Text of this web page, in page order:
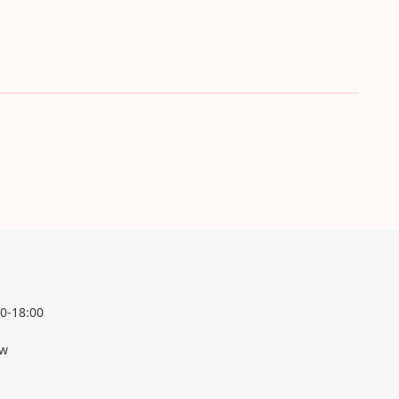
18:00